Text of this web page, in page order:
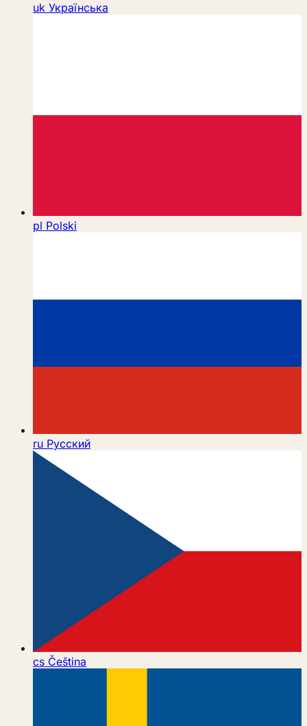
uk Українська
pl Polski
ru Русский
cs Čeština